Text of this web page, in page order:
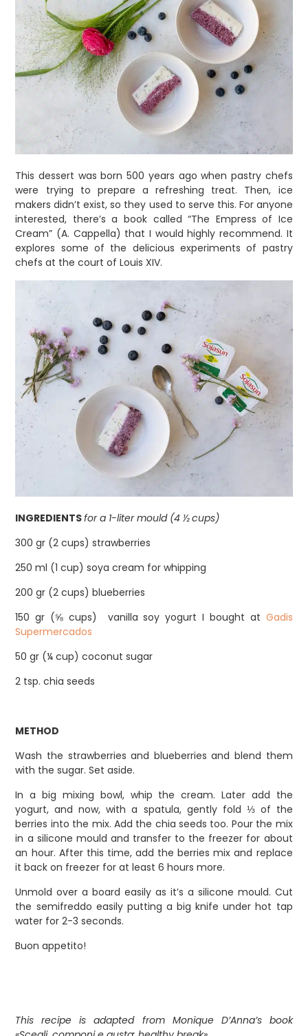
This dessert was born 500 years ago when pastry chefs
were trying to prepare a refreshing treat. Then, ice
makers didn’t exist, so they used to serve this. For anyone
interested, there’s a book called “The Empress of Ice
Cream” (A. Cappella) that I would highly recommend. It
explores some of the delicious experiments of pastry
chefs at the court of Louis XIV.
INGREDIENTSfor a 1-liter mould (4 ½ cups)
300 gr (2 cups) strawberries
250 ml (1 cup) soya cream for whipping
200 gr (2 cups) blueberries
150 gr (⅝ cups) vanilla soy yogurt I bought at Gadis
Supermercados
50 gr (¼ cup) coconut sugar
2 tsp. chia seeds
METHOD
Wash the strawberries and blueberries and blend them
with the sugar. Set aside.
In a big mixing bowl, whip the cream. Later add the
yogurt, and now, with a spatula, gently fold ⅓ of the
berries into the mix. Add the chia seeds too. Pour the mix
in a silicone mould and transfer to the freezer for about
an hour. After this time, add the berries mix and replace
it back on freezer for at least 6 hours more.
Unmold over a board easily as it’s a silicone mould. Cut
the semifreddo easily putting a big knife under hot tap
water for 2-3 seconds.
Buon appetito!
This recipe is adapted from Monique D’Anna’s book